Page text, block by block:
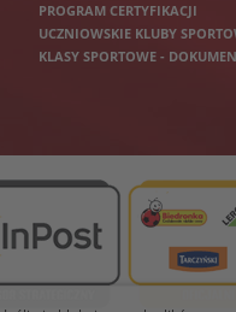
PROGRAM CERTYFIKACJI
UCZNIOWSKIE KLUBY
KLASY SPORTOWE -